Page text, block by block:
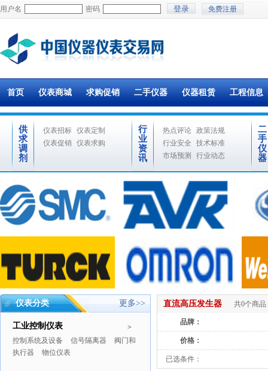
用户名 密码 免费注册
首页 仪表商城 求购促销 二手仪器 仪器租赁 工程信息
供
求
调
剂
仪表招标 仪表定制
仪表促销
仪表求购
行
业
资
讯
热点评论 政策法规
行业安全
技术标准
市场预测
行业动态
二
手
仪
器
仪表分类 更多>>
>
工业控制仪表
控制系统及设备 信号隔离器
阀门和
执行器
物位仪表
直流高压发生器 共0个商品
品牌：
价格：
已选条件：